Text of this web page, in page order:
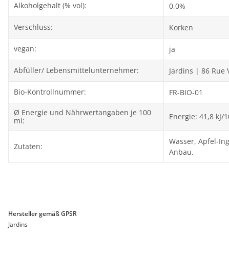
Alkoholgehalt (% vol): 0,0%
Verschluss: Korken
vegan: ja
Abfüller/ Lebensmittelunternehmer: Jardins | 86
Bio-Kontrollnummer: FR-BIO-01
Ø Energie und Nährwertangaben je 100
ml:
Energie: 41,8 kJ/
Zutaten:
Wasser, Apfel-
Anbau.
Hersteller gemäß GPSR
Jardins